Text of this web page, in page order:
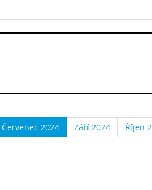
Červenec 2024 Září 2024 Říjen